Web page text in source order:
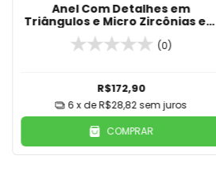
Anel Com Detalhes em
Triângulos e Micro Zircônias em
Banho em Ouro 18k
(0)
R$172,90
6 x deR$28,82 sem juros
COMPRAR